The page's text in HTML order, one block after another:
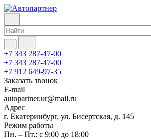
+7 343 287-47-00
+7 343 287-47-00
+7 912 649-97-35
Заказать звонок
E-mail
autopartner.ur@mail.ru
Адрес
г. Екатеринбург, ул. Бисертская, д. 145
Режим работы
Пн. – Пт.: с 9:00 до 18:00